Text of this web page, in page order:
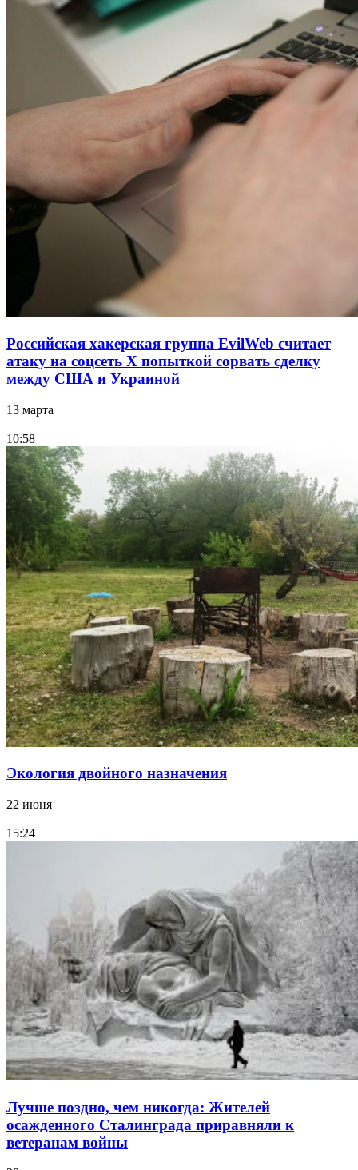
Российская хакерская группа EvilWeb считает
атаку на соцсеть Х попыткой сорвать сделку
между США и Украиной
13 марта
10:58
Экология двойного назначения
22 июня
15:24
Лучше поздно, чем никогда: Жителей
осажденного Сталинграда приравняли к
ветеранам войны